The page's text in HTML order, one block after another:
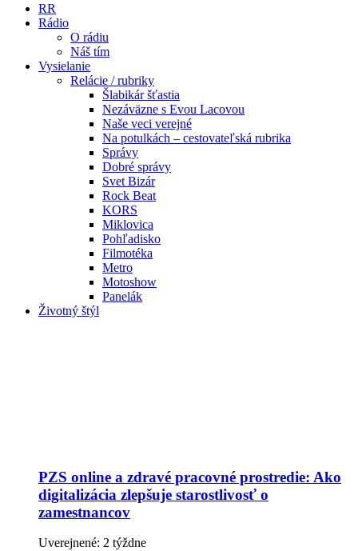
RR
Rádio
O rádiu
Náš tím
Vysielanie
Relácie / rubriky
Šlabikár šťastia
Nezáväzne s Evou Lacovou
Naše veci verejné
Na potulkách – cestovateľská rubrika
Správy
Dobré správy
Svet Bizár
Rock Beat
KORS
Miklovica
Pohľadisko
Filmotéka
Metro
Motoshow
Panelák
Životný štýl
PZS online a zdravé pracovné prostredie: Ako
digitalizácia zlepšuje starostlivosť o
zamestnancov
Uverejnené: 2 týždne